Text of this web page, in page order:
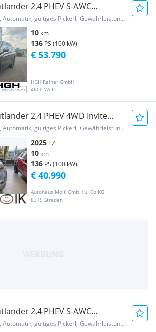
2,4 PHEV S-AWC
E...
Hybrid Elektro/Benzin, Automatik, gültiges Pickerl, Gewährleistung, Garantie
10 km
136 PS (100 kW)
HGH Rainer GmbH
4600 Wels
€ 53.790
2,4 PHEV 4WD Invite
Hybrid Elektro/Benzin, Automatik, gültiges Pickerl, Gewährleistung, Garantie
2025 EZ
10 km
136 PS (100 kW)
Autohaus Moik GmbH u. Co KG
8345 Straden
€ 40.990
2,4 PHEV S-AWC
Hybrid Elektro/Benzin, Automatik, gültiges Pickerl, Gewährleistung, Garantie